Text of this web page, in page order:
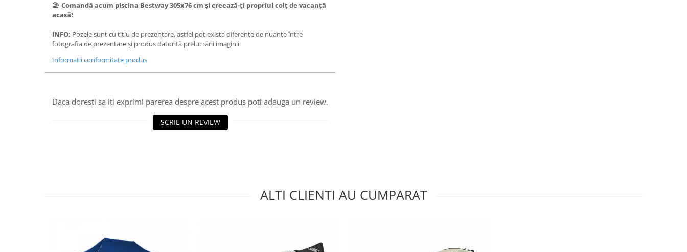
🏖️ Comandă acum piscina Bestway 305x76 cm și creează-ți propriul colț de vacanță
acasă!
INFO: Pozele sunt cu titlu de prezentare, astfel pot exista diferențe de nuanțe între
fotografia de prezentare și produs datorită prelucrării imaginii.
Informatii conformitate produs
Daca doresti sa iti exprimi parerea despre acest produs poti adauga un review.
SCRIE UN REVIEW
ALTI CLIENTI AU CUMPARAT